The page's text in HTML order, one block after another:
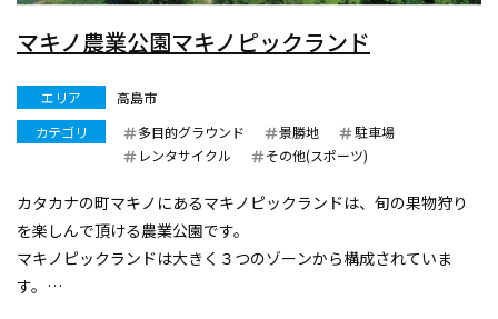
マキノ農業公園マキノピックランド
エリア
高島市
カテゴリ
多目的グラウンド 景勝地
駐車場
レンタサイクル
その他(スポーツ)
カタカナの町マキノにあるマキノピックランドは、旬の果物狩り
を楽しんで頂ける農業公園です。
マキノピックランドは大きく３つのゾーンから構成されていま
す。